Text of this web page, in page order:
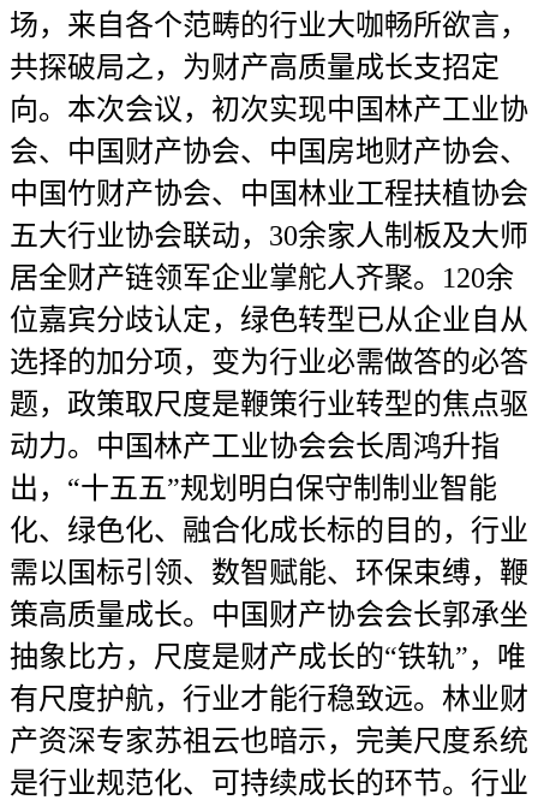
场，来自各个范畴的行业大咖畅所欲言，
共探破局之，为财产高质量成长支招定
向。本次会议，初次实现中国林产工业协
会、中国财产协会、中国房地财产协会、
中国竹财产协会、中国林业工程扶植协会
五大行业协会联动，30余家人制板及大师
居全财产链领军企业掌舵人齐聚。120余
位嘉宾分歧认定，绿色转型已从企业自从
选择的加分项，变为行业必需做答的必答
题，政策取尺度是鞭策行业转型的焦点驱
动力。中国林产工业协会会长周鸿升指
出，“十五五”规划明白保守制制业智能
化、绿色化、融合化成长标的目的，行业
需以国标引领、数智赋能、环保束缚，鞭
策高质量成长。中国财产协会会长郭承坐
抽象比方，尺度是财产成长的“铁轨”，唯
有尺度护航，行业才能行稳致远。林业财
产资深专家苏祖云也暗示，完美尺度系统
是行业规范化、可持续成长的环节。行业